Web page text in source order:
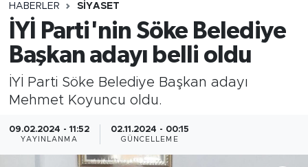
HABERLER SİYASET
İYİ Parti'nin Söke Belediye
Başkan adayı belli oldu
İYİ Parti Söke Belediye Başkan adayı
Mehmet Koyuncu oldu.
09.02.2024 - 11:52
YAYINLANMA
02.11.2024 - 00:15
GÜNCELLEME